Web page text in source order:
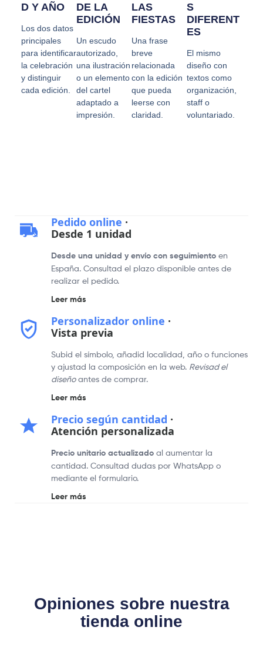
D Y AÑO
Los dos datos
principales
para identificar
la celebración
y distinguir
cada edición.
DE LA
EDICIÓN
Un escudo
autorizado,
una ilustración
o un elemento
del cartel
adaptado a
impresión.
LAS
FIESTAS
Una frase
breve
relacionada
con la edición
que pueda
leerse con
claridad.
S
DIFERENT
ES
El mismo
diseño con
textos como
organización,
staff o
voluntariado.
Pedido online ·
Desde 1 unidad
Desde una unidad y envío con seguimiento en
España. Consultad el plazo disponible antes de
realizar el pedido.
Leer más
Personalizador online ·
Vista previa
Subid el símbolo, añadid localidad, año o funciones
y ajustad la composición en la web. Revisad el
diseñoantes de comprar.
Leer más
Precio según cantidad ·
Atención personalizada
Precio unitario actualizado al aumentar la
cantidad. Consultad dudas por WhatsApp o
mediante el formulario.
Leer más
Opiniones sobre nuestra
tienda online